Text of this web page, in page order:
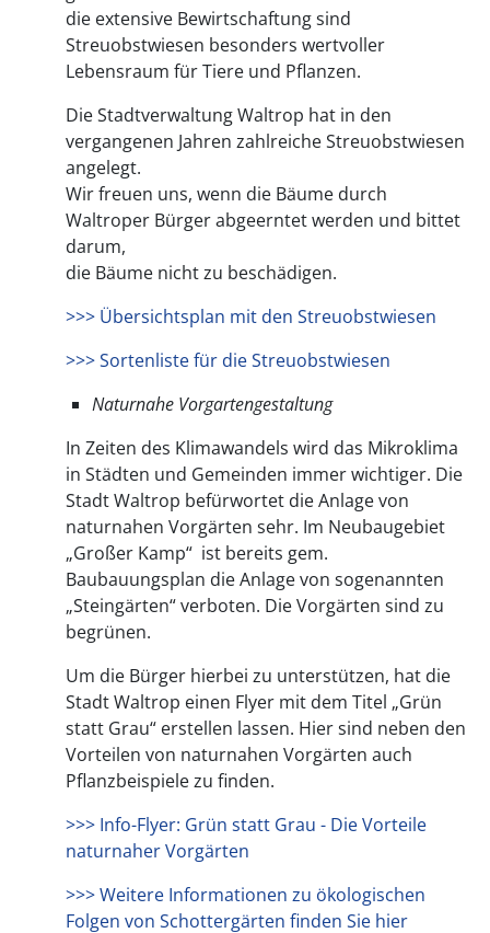
die extensive Bewirtschaftung sind
Streuobstwiesen besonders wertvoller
Lebensraum für Tiere und Pflanzen.
Die Stadtverwaltung Waltrop hat in den
vergangenen Jahren zahlreiche Streuobstwiesen
angelegt.
Wir freuen uns, wenn die Bäume durch
Waltroper Bürger abgeerntet werden und bittet
darum,
die Bäume nicht zu beschädigen.
>>> Übersichtsplan mit den Streuobstwiesen
>>> Sortenliste für die Streuobstwiesen
Naturnahe Vorgartengestaltung
In Zeiten des Klimawandels wird das Mikroklima
in Städten und Gemeinden immer wichtiger. Die
Stadt Waltrop befürwortet die Anlage von
naturnahen Vorgärten sehr. Im Neubaugebiet
„Großer Kamp“ ist bereits gem.
Baubauungsplan die Anlage von sogenannten
„Steingärten“ verboten. Die Vorgärten sind zu
begrünen.
Um die Bürger hierbei zu unterstützen, hat die
Stadt Waltrop einen Flyer mit dem Titel „Grün
statt Grau“ erstellen lassen. Hier sind neben den
Vorteilen von naturnahen Vorgärten auch
Pflanzbeispiele zu finden.
>>> Info-Flyer: Grün statt Grau - Die Vorteile
naturnaher Vorgärten
>>> Weitere Informationen zu ökologischen
Folgen von Schottergärten finden Sie hier